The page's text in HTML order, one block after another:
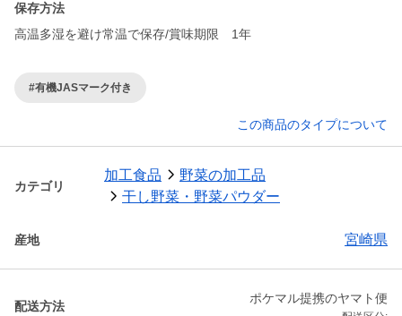
保存方法
高温多湿を避け常温で保存/賞味期限 1年
#有機JASマーク付き
この商品のタイプについて
カテゴリ
加工食品
野菜の加工品
干し野菜・野菜パウダー
産地 宮崎県
配送方法
ポケマル提携のヤマト便